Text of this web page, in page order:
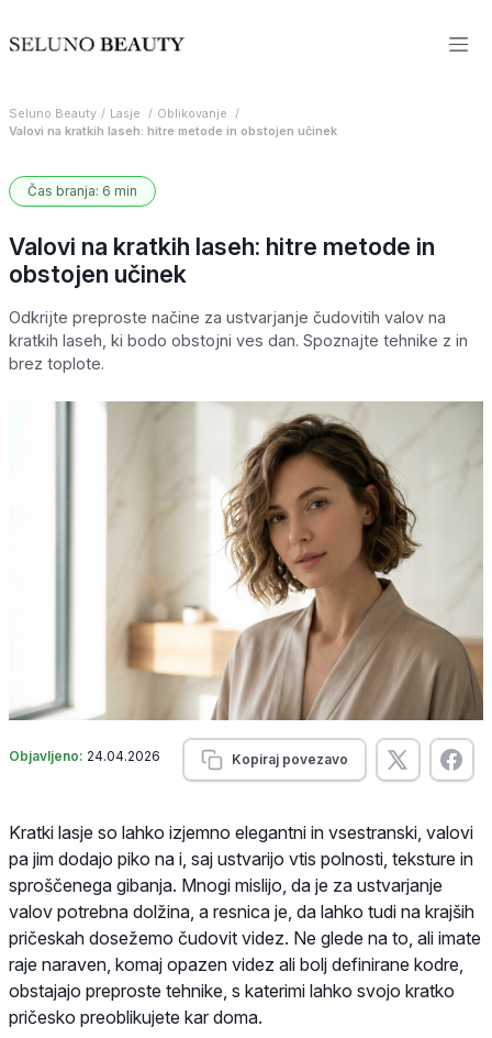
Seluno Beauty Lasje
Oblikovanje
Valovi na kratkih laseh: hitre metode in obstojen učinek
Čas branja: 6 min
Valovi na kratkih laseh: hitre metode in
obstojen učinek
Odkrijte preproste načine za ustvarjanje čudovitih valov na
kratkih laseh, ki bodo obstojni ves dan. Spoznajte tehnike z in
brez toplote.
Objavljeno: 24.04.2026 Kopiraj povezavo
Kratki lasje so lahko izjemno elegantni in vsestranski, valovi
pa jim dodajo piko na i, saj ustvarijo vtis polnosti, teksture in
sproščenega gibanja. Mnogi mislijo, da je za ustvarjanje
valov potrebna dolžina, a resnica je, da lahko tudi na krajših
pričeskah dosežemo čudovit videz. Ne glede na to, ali imate
raje naraven, komaj opazen videz ali bolj definirane kodre,
obstajajo preproste tehnike, s katerimi lahko svojo kratko
pričesko preoblikujete kar doma.